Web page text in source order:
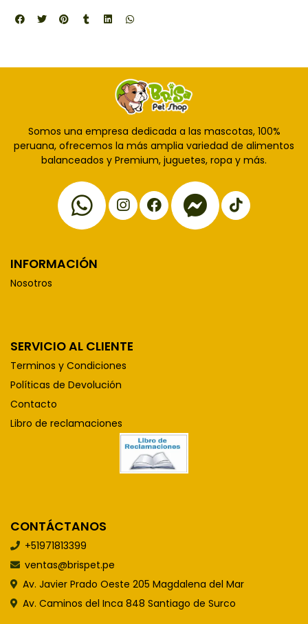
Somos una empresa dedicada a las mascotas, 100%
peruana, ofrecemos la más amplia variedad de alimentos
balanceados y Premium, juguetes, ropa y más.
INFORMACIÓN
Nosotros
SERVICIO AL CLIENTE
Terminos y Condiciones
Políticas de Devolución
Contacto
Libro de reclamaciones
CONTÁCTANOS
+51971813399
ventas@brispet.pe
Av. Javier Prado Oeste 205 Magdalena del Mar
Av. Caminos del Inca 848 Santiago de Surco